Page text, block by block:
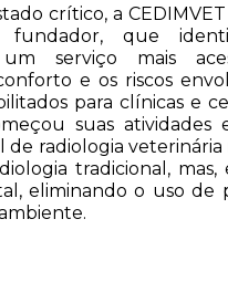
crítico, a
que
serviço mais
e os riscos
para clínicas e
suas atividades
radiologia veterinária
tradicional, mas,
eliminando o uso de